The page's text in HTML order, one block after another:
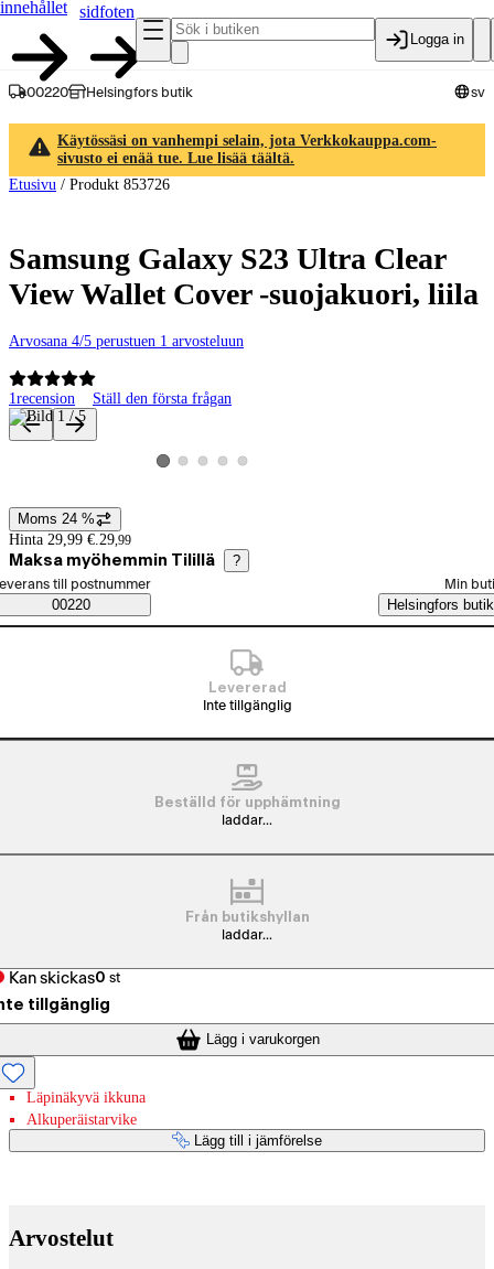
innehållet
sidfoten
Logga in
00220 Helsingfors butik sv
Käytössäsi on vanhempi selain, jota Verkkokauppa.com-
sivusto ei enää tue. Lue lisää täältä.
Etusivu / Produkt 853726
Samsung Galaxy S23 Ultra Clear
View Wallet Cover -suojakuori, liila
Arvosana 4/5 perustuen 1 arvosteluun
1recension Ställ den första frågan
Produktbilder och videor
Visa produktbild 1
Visa produktbild 2
Visa produktbild 3
Visa produktbild 4
Visa produktbild 5
Prisinformation
Moms 24 %
Hinta 29,99 €. 29,99
Maksa myöhemmin Tilillä ?
Saatavuustiedot
beställningssätt
till postnummer
00220
Min
Helsingfors butik
Levererad
Inte tillgänglig
Beställd för upphämtning
laddar...
Från butikshyllan
laddar...
Kan skickas0 st
tillgänglig
Lägg i varukorgen
Läpinäkyvä ikkuna
Alkuperäistarvike
Lägg till i jämförelse
Arvostelut